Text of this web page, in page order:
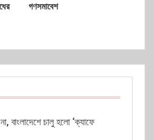
গণসমাবেশ
বাংলাদেশে চালু হলো ‘ক্যাফে